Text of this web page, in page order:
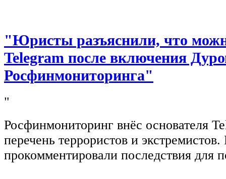
"Юристы разъяснили, что
Telegram после включения
Росфинмониторинга"
"
Росфинмониторинг внёс основателя
перечень террористов и
прокомментировали последствия для